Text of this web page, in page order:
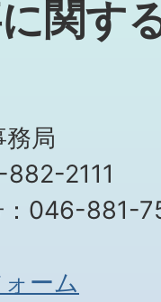
関す
局
2111
：046-881-
ーム